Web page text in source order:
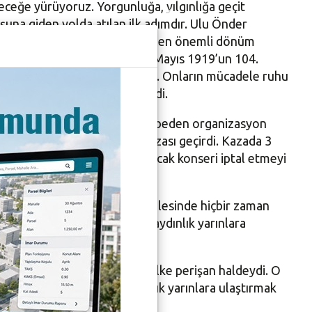
yürüyoruz. Yorgunluğa, yılgınlığa geçit
giden yolda atılan ilk adımdır. Ulu Önder
Cumhuriyet tarihinin en önemli dönüm
demektir. Bizler 19 Mayıs 1919’un 104.
ve saygıyla anıyoruz. Onların mücadele ruhu
kutluyorum” dedi.
kazasında hayatını kaybeden organizasyon
feci bir trafik kazası geçirdi. Kazada 3
Biz bu akşam yapılacak konseri iptal etmeyi
Önder kurtuluş mücadelesinde hiçbir zaman
gereğini yaparak ülkemizi aydınlık yarınlara
Samsun’a çıkarken ülke perişan haldeydi. O
ülkemizi aydınlık yarınlara ulaştırmak